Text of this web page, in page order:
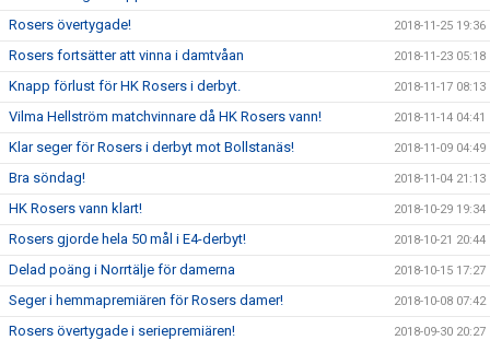
Rosers övertygade! 2018-11-25 19:36
Rosers fortsätter att vinna i damtvåan 2018-11-23 05:18
Knapp förlust för HK Rosers i derbyt. 2018-11-17 08:13
Vilma Hellström matchvinnare då HK Rosers vann! 2018-11-14 04:41
Klar seger för Rosers i derbyt mot Bollstanäs! 2018-11-09 04:49
Bra söndag! 2018-11-04 21:13
HK Rosers vann klart! 2018-10-29 19:34
Rosers gjorde hela 50 mål i E4-derbyt! 2018-10-21 20:44
Delad poäng i Norrtälje för damerna 2018-10-15 17:27
Seger i hemmapremiären för Rosers damer! 2018-10-08 07:42
Rosers övertygade i seriepremiären! 2018-09-30 20:27